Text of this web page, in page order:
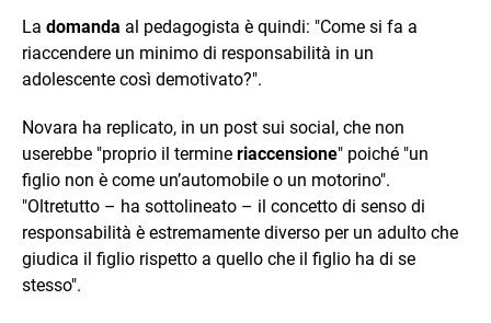
La domanda al pedagogista è quindi: "Come si fa a
riaccendere un minimo di responsabilità in un
adolescente così demotivato?".
Novara ha replicato, in un post sui social, che non
userebbe "proprio il termine riaccensione" poiché "un
figlio non è come un’automobile o un motorino".
"Oltretutto – ha sottolineato – il concetto di senso di
responsabilità è estremamente diverso per un adulto che
giudica il figlio rispetto a quello che il figlio ha di se
stesso".